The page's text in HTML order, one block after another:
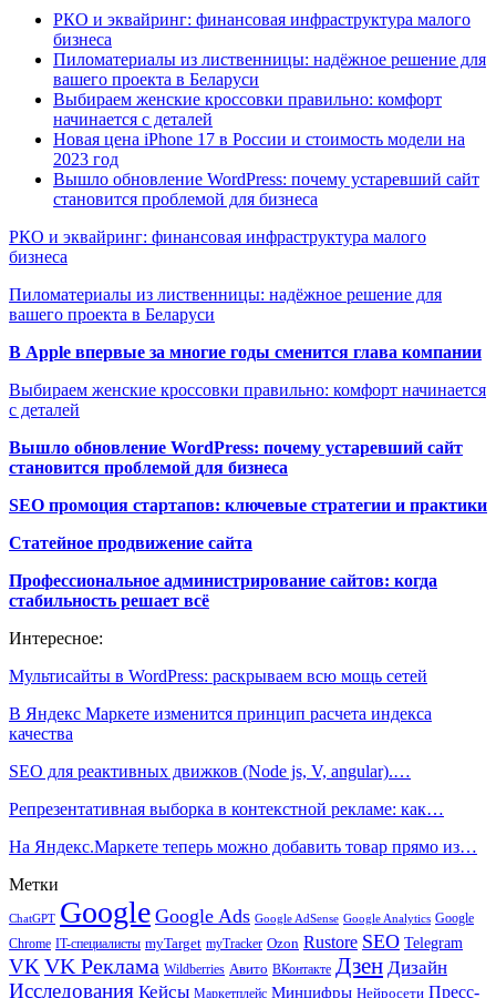
РКО и эквайринг: финансовая инфраструктура малого
бизнеса
Пиломатериалы из лиственницы: надёжное решение для
вашего проекта в Беларуси
Выбираем женские кроссовки правильно: комфорт
начинается с деталей
Новая цена iPhone 17 в России и стоимость модели на
2023 год
Вышло обновление WordPress: почему устаревший сайт
становится проблемой для бизнеса
РКО и эквайринг: финансовая инфраструктура малого
бизнеса
Пиломатериалы из лиственницы: надёжное решение для
вашего проекта в Беларуси
В Apple впервые за многие годы сменится глава компании
Выбираем женские кроссовки правильно: комфорт начинается
с деталей
Вышло обновление WordPress: почему устаревший сайт
становится проблемой для бизнеса
SEO промоция стартапов: ключевые стратегии и практики
Статейное продвижение сайта
Профессиональное администрирование сайтов: когда
стабильность решает всё
Интересное:
Мультисайты в WordPress: раскрываем всю мощь сетей
В Яндекс Маркете изменится принцип расчета индекса
качества
SEO для реактивных движков (Node js, V, angular).…
Репрезентативная выборка в контекстной рекламе: как…
На Яндекс.Маркете теперь можно добавить товар прямо из…
Метки
ChatGPT Google Google Ads Google AdSense Google Analytics Google
Chrome IT-специалисты myTarget myTracker Ozon Rustore SEO Telegram
VK VK Реклама Wildberries Авито ВКонтакте Дзен Дизайн
Исследования Кейсы Маркетплейс Минцифры Нейросети Пресс-